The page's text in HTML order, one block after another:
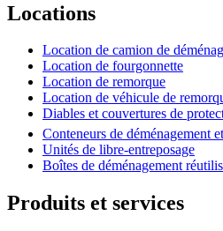
Locations
Location de camion de
Location de fourgonnette
Location de remorque
Location de véhicule de
Diables et couvertures de
Conteneurs de déménagement
Unités de libre-entreposage
Boîtes de déménagement
Produits et services